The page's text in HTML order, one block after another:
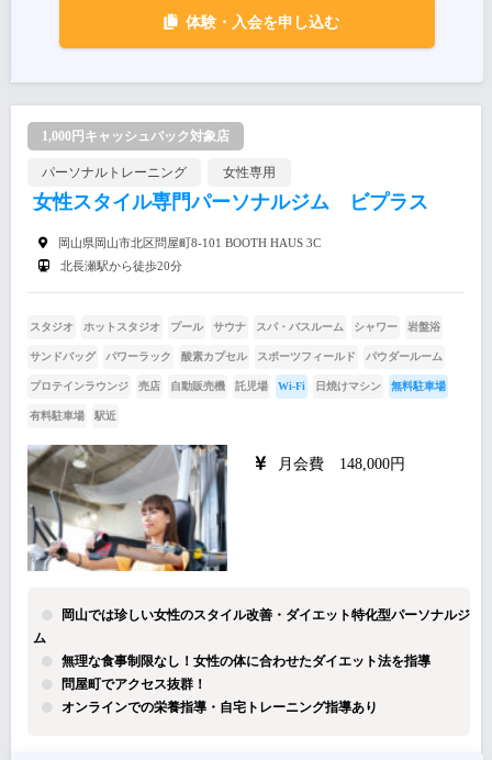
体験・入会を申し込む
1,000円キャッシュバック対象店
パーソナルトレーニング 女性専用
女性スタイル専門パーソナルジム ビプラス
岡山県岡山市北区問屋町8-101 BOOTH HAUS 3C
北長瀬駅から徒歩20分
スタジオ ホットスタジオ プール サウナ スパ・バスルーム シャワー 岩盤浴
サンドバッグ パワーラック 酸素カプセル スポーツフィールド パウダールーム
プロテインラウンジ 売店 自動販売機 託児場 Wi-Fi 日焼けマシン 無料駐車場
有料駐車場 駅近
月会費 148,000円
岡山では珍しい女性のスタイル改善・ダイエット特化型パーソナルジ
ム
無理な食事制限なし！女性の体に合わせたダイエット法を指導
問屋町でアクセス抜群！
オンラインでの栄養指導・自宅トレーニング指導あり